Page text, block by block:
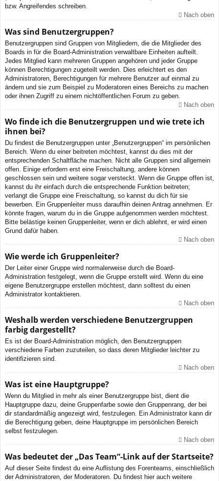
bzw. Angreifendes schreiben.
Nach oben
Was sind Benutzergruppen?
Benutzergruppen sind Gruppen von Mitgliedern, die die Mitglieder des
Boards in für die Board-Administration verwaltbare Einheiten aufteilt.
Jedes Mitglied kann mehreren Gruppen angehören und jeder Gruppe
können Berechtigungen zugeteilt werden. Dies erleichtert es den
Administratoren, Berechtigungen für mehrere Benutzer auf einmal zu
ändern und sie zum Beispiel zu Moderatoren eines Bereichs zu machen
oder ihnen Zugriff zu einem nichtöffentlichen Forum zu geben.
Nach oben
Wo finde ich die Benutzergruppen und wie trete ich
ihnen bei?
Du findest die Benutzergruppen unter „Benutzergruppen“ im persönlichen
Bereich. Wenn du einer beitreten möchtest, kannst du dies mit der
entsprechenden Schaltfläche machen. Nicht alle Gruppen sind allgemein
offen. Einige erfordern erst eine Freischaltung, andere können
geschlossen sein und weitere sogar versteckt. Wenn die Gruppe offen ist,
kannst du ihr einfach durch die entsprechende Funktion beitreten;
verlangt die Gruppe eine Freischaltung, so kannst du dich für sie
bewerben. Ein Gruppenleiter muss daraufhin deinen Antrag annehmen. Er
könnte fragen, warum du in die Gruppe aufgenommen werden möchtest.
Bitte belästige keinen Gruppenleiter, wenn er dich ablehnt, er wird einen
Grund dafür haben.
Nach oben
Wie werde ich Gruppenleiter?
Der Leiter einer Gruppe wird normalerweise durch die Board-
Administration festgelegt, wenn die Gruppe erstellt wird. Wenn du eine
eigene Benutzergruppe erstellen möchtest, dann solltest du einen
Administrator kontaktieren.
Nach oben
Weshalb werden verschiedene Benutzergruppen
farbig dargestellt?
Es ist der Board-Administration möglich, den Benutzergruppen
verschiedene Farben zuzuteilen, so dass deren Mitglieder leichter zu
identifizieren sind.
Nach oben
Was ist eine Hauptgruppe?
Wenn du Mitglied in mehr als einer Benutzergruppe bist, dient die
Hauptgruppe dazu, deine Gruppenfarbe sowie den Gruppenrang, der bei
dir standardmäßig angezeigt wird, festzulegen. Ein Administrator kann dir
die Berechtigung geben, deine Hauptgruppe im persönlichen Bereich
selbst festzulegen.
Nach oben
Was bedeutet der „Das Team“-Link auf der Startseite?
Auf dieser Seite findest du eine Auflistung des Forenteams, einschließlich
der Administratoren, der Moderatoren. Du findest hier auch weitere